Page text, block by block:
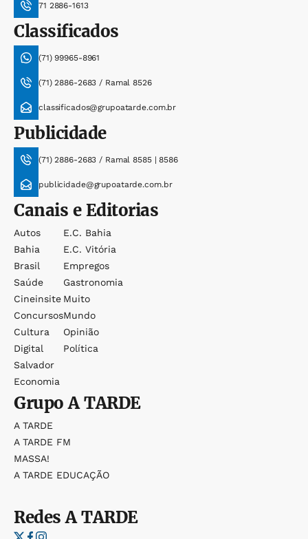
71 2886-1613
Classificados
(71) 99965-8961
(71) 2886-2683 / Ramal 8526
classificados@grupoatarde.com.br
Publicidade
(71) 2886-2683 / Ramal 8585 | 8586
publicidade@grupoatarde.com.br
Canais e Editorias
Autos
Bahia
Brasil
Saúde
Cineinsite
Concursos
Cultura
Digital
Salvador
Economia
E.c. Bahia
E.c. Vitória
Empregos
Gastronomia
Muito
Mundo
Opinião
Política
GrupoA TARDE
A TARDE
A TARDE FM
MASSA!
A TARDE EDUCAÇÃO
RedesA TARDE